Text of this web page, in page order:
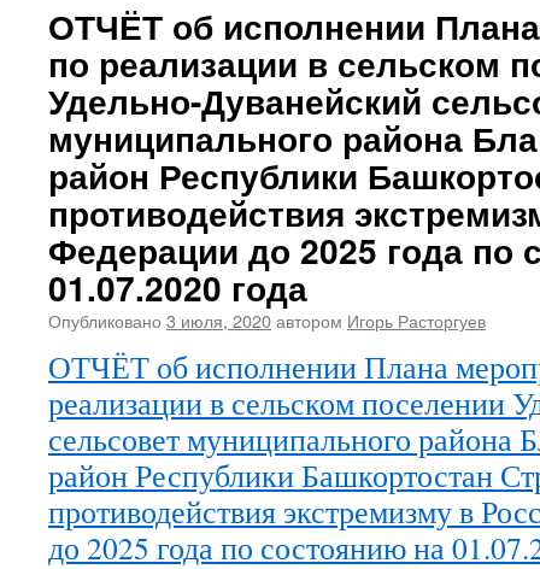
ОТЧЁТ об исполнении
по реализации в сельском
Удельно-Дуванейский
муниципального района
район Республики
противодействия
Федерации до 2025 года по
01.07.2020 года
Опубликовано 3 июля, 2020автором Игорь Расторгуев
ОТЧЁТ об исполнении Плана
реализации в сельском поселении
сельсовет муниципального района
район Республики Башкортостан
противодействия экстремизму в
до 2025 года по состоянию на